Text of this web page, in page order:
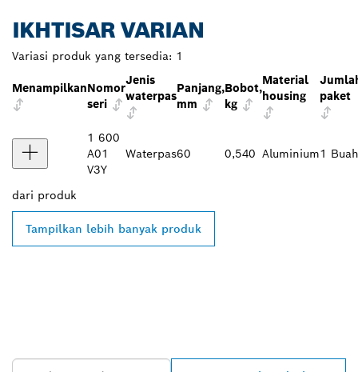
IKHTISAR VARIAN
Variasi produk yang tersedia: 1
MenampilkanNomor
seri
Jenis
waterpas
Panjang,
mm
Bobot,
kg
Material
housing
paket
1 600
A01
V3Y
Waterpas60 0,540 Aluminium1 Buah
dari produk
Tampilkan lebih banyak produk